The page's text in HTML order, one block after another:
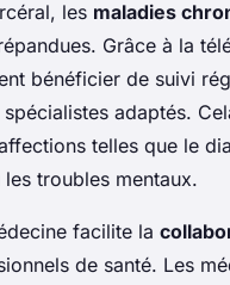
les maladies
Grâce à la
bénéficier de suivi
adaptés.
telles que le
les troubles mentaux.
facilite la
de santé. Les